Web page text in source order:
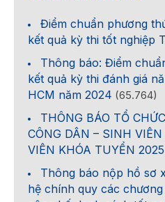
Điểm chuẩn phương
kết quả kỳ thi tốt nghiệp
Thông báo: Điểm
kết quả kỳ thi đánh giá
HCM năm 2024 (65.764)
THÔNG BÁO TỔ
CÔNG DÂN – SINH
VIÊN KHÓA TUYỂN 2025
Thông báo nộp hồ sơ
hệ chính quy các